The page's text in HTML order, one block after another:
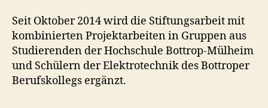
Seit Oktober 2014 wird die Stiftungsarbeit mit
kombinierten Projektarbeiten in Gruppen aus
Studierenden der Hochschule Bottrop-Mülheim
und Schülern der Elektrotechnik des Bottroper
Berufskollegs ergänzt.